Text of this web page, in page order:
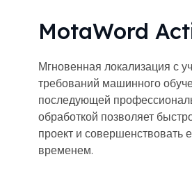
MotaWord
Мгновенная локализация с
требований машинного
последующей
обработкой позволяет
проект и совершенствовать
временем.